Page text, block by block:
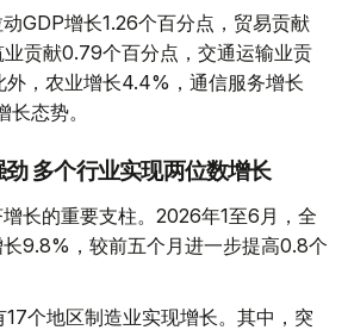
GDP增长1.26个百分点，贸易贡献
贡献0.79个百分点，交通运输业贡
，农业增长4.4%，通信服务增长
态势。
多个行业实现两位数增长
长的重要支柱。2026年1至6月，全
9.8%，较前五个月进一步提高0.8个
个地区制造业实现增长。其中，突